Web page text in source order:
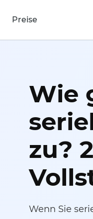
Preise
Wie
zu?
Wenn Sie